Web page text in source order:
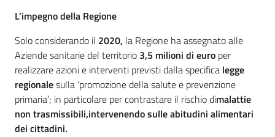
L’impegno della Regione
Solo considerando il 2020, la Regione ha assegnato alle
Aziende sanitarie del territorio 3,5 milioni di euro per
realizzare azioni e interventi previsti dalla specifica legge
regionalesulla ‘promozione della salute e prevenzione
primaria’; in particolare per contrastare il rischio dimalattie
non trasmissibili,intervenendo sulle abitudini alimentari
dei cittadini.